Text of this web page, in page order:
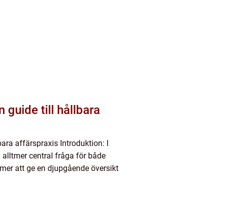
guide till hållbara
affärspraxis Introduktion: I
central fråga för både
att ge en djupgående översikt